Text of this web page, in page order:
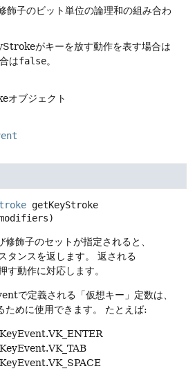
飾子のビット単位の論理和の組み合わ
がキーを放す動作を表す場合は
はfalse。
オブジェクト
getKeyStroke
飾子のセットが指定されると、
ンスを返します。
返される
動作に対応します。
で定義される「仮想キー」定数は、
めに使用できます。
たとえば: